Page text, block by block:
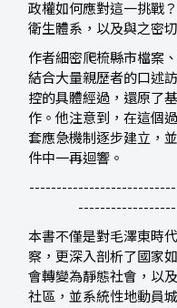
政權如何應對這一挑戰
衛生體系，以及與之密
作者細密爬梳縣市檔案
結合大量親歷者的口述
控的具體經過，還原了
作。他注意到，在這個
套應急機制逐步建立，
件中一再迴響。
本書不僅是對毛澤東時
察，更深入剖析了國家
會轉變為靜態社會，以
社區，並系統性地動員